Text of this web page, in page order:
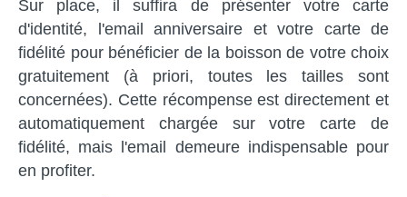
Sur place, il suffira de présenter votre carte
d'identité, l'email anniversaire et votre carte de
fidélité pour bénéficier de la boisson de votre choix
gratuitement (à priori, toutes les tailles sont
concernées). Cette récompense est directement et
automatiquement chargée sur votre carte de
fidélité, mais l'email demeure indispensable pour
en profiter.